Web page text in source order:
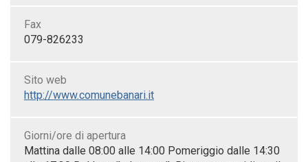
Fax
079-826233
Sito web
http://www.comunebanari.it
Giorni/ore di apertura
Mattina dalle 08:00 alle 14:00 Pomeriggio dalle 14:30